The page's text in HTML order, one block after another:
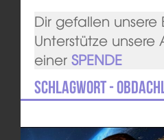
Dir gefallen unsere
Unterstütze
einer SPENDE
Schlagwort -